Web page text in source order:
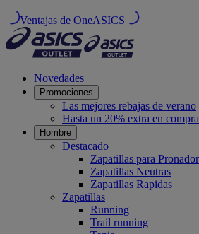
Ventajas de OneASICS
Novedades
Promociones
Las mejores rebajas de verano
Hasta un 20% extra en
Hombre
Destacado
Zapatillas para
Zapatillas Neutras
Zapatillas Rapidas
Zapatillas
Running
Trail running